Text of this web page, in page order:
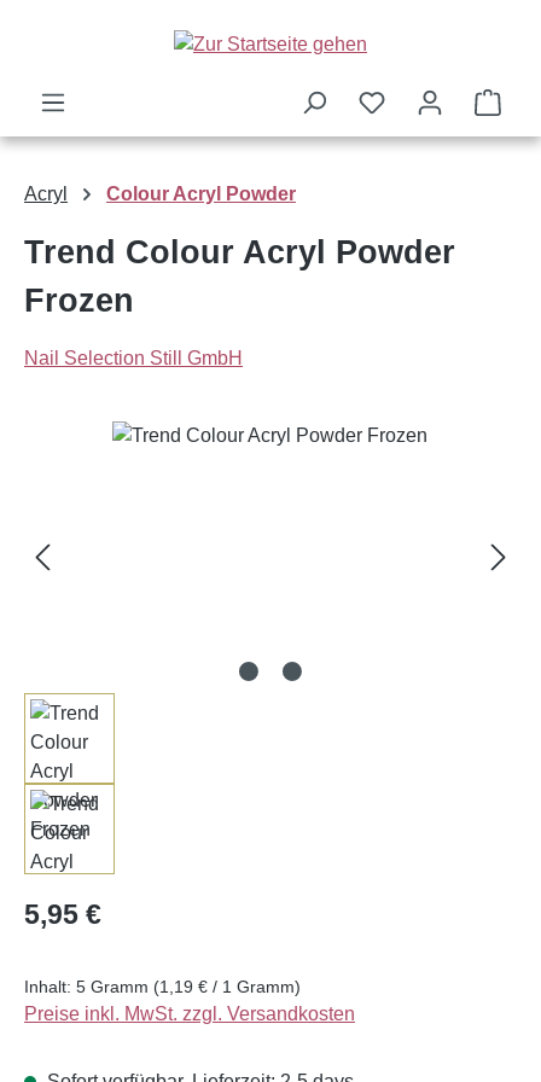
Zum Hauptinhalt springen
Acryl Colour Acryl Powder
Trend Colour Acryl Powder
Frozen
Nail Selection Still GmbH
Bildergalerie überspringen
Regulärer Preis:
5,95 €
Inhalt: 5 Gramm (1,19 € / 1 Gramm)
Preise inkl. MwSt. zzgl. Versandkosten